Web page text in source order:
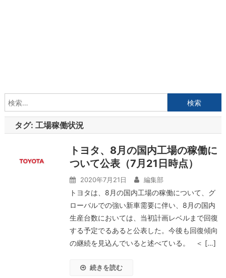
索:
タグ: 工場稼働状況
トヨタ、8月の国内工場の稼働に
ついて公表（7月21日時点）
2020年7月21日 編集部
トヨタは、8月の国内工場の稼働について、グ
ローバルでの強い新車需要に伴い、8月の国内
生産台数においては、当初計画レベルまで回復
する予定でるあると公表した。今後も回復傾向
の継続を見込んでいると述べている。 ＜ […]
続きを読む